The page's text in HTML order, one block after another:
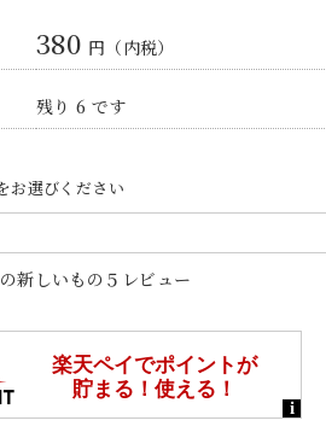
380 円（内税）
残り 6 です
お選びください
新しいもの５レビュー